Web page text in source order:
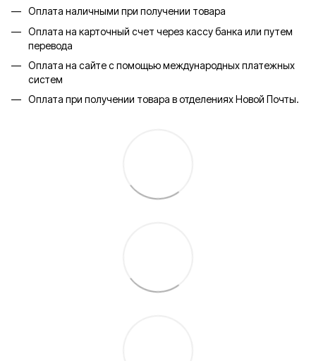
Оплата наличными при получении товара
Оплата на карточный счет через кассу банка или путем
перевода
Оплата на сайте с помощью международных платежных
систем
Оплата при получении товара в отделениях Новой Почты.